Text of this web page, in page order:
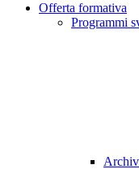
Offerta formativa
Programmi